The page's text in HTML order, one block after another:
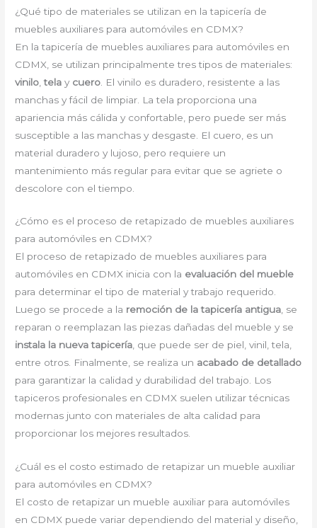
¿Qué tipo de materiales se utilizan en la tapicería de
muebles auxiliares para automóviles en CDMX?
En la tapicería de muebles auxiliares para automóviles en
CDMX, se utilizan principalmente tres tipos de materiales:
vinilo ,tela y cuero . El vinilo es duradero, resistente a las
manchas y fácil de limpiar. La tela proporciona una
apariencia más cálida y confortable, pero puede ser más
susceptible a las manchas y desgaste. El cuero, es un
material duradero y lujoso, pero requiere un
mantenimiento más regular para evitar que se agriete o
descolore con el tiempo.
¿Cómo es el proceso de retapizado de muebles auxiliares
para automóviles en CDMX?
El proceso de retapizado de muebles auxiliares para
automóviles en CDMX inicia con la evaluación del mueble
para determinar el tipo de material y trabajo requerido.
Luego se procede a la remoción de la tapicería antigua, se
reparan o reemplazan las piezas dañadas del mueble y se
instala la nueva tapicería, que puede ser de piel, vinil, tela,
entre otros. Finalmente, se realiza un acabado de detallado
para garantizar la calidad y durabilidad del trabajo. Los
tapiceros profesionales en CDMX suelen utilizar técnicas
modernas junto con materiales de alta calidad para
proporcionar los mejores resultados.
¿Cuál es el costo estimado de retapizar un mueble auxiliar
para automóviles en CDMX?
El costo de retapizar un mueble auxiliar para automóviles
en CDMX puede variar dependiendo del material y diseño,